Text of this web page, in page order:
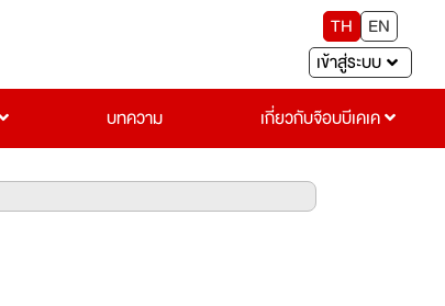
TH
EN
เข้าสู่ระบบ
บทความ เกี่ยวกับจ๊อบบีเคเค